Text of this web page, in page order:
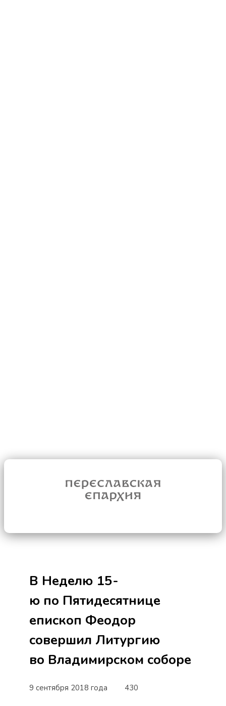
В Неделю 15-
ю по Пятидесятнице
епископ Феодор
совершил Литургию
во Владимирском соборе
9 сентября 2018 года 430